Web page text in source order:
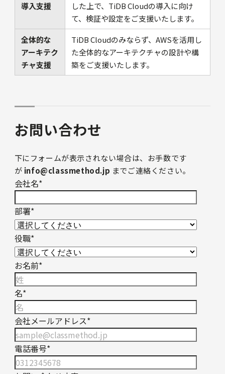
導入支援
した上で、TiDB Cloudの導入に向け
て、検証や設定をご支援いたします。
全体的な
アーキテク
チャ支援
TiDB Cloudのみならず、AWSを活用し
た全体的なアーキテクチャの設計や構
築をご支援いたします。
お問い合わせ
下にフォームが表示されない場合は、お手数です
が info@classmethod.jp までご連絡ください。
会社名*
部署*
役職*
お名前*
名*
会社メールアドレス*
電話番号*